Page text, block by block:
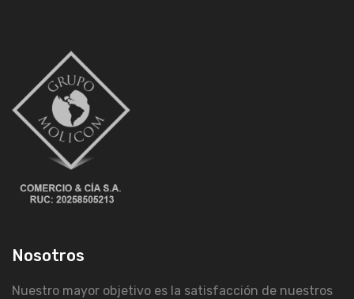
Nosotros
Nuestro mayor objetivo es la satisfacción de nuestros